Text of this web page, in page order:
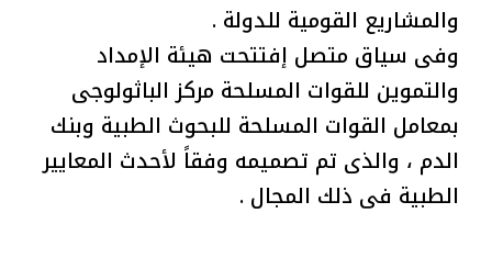
والمشاريع القومية للدولة .
وفى سياق متصل إفتتحت هيئة الإمداد
والتموين للقوات المسلحة مركز الباثولوجى
بمعامل القوات المسلحة للبحوث الطبية وبنك
الدم ، والذى تم تصميمه وفقاً لأحدث المعايير
الطبية فى ذلك المجال .